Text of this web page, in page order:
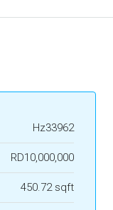
Hz33962
RD10,000,000
450.72 sqft